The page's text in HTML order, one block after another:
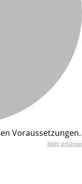
Voraussetzungen.
Mehr erfahren